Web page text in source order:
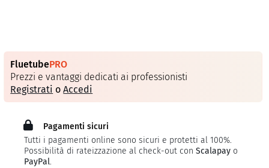
FluetubePRO
Prezzi e vantaggi dedicati ai professionisti
Registrati oAccedi
Pagamenti sicuri
Tutti i pagamenti online sono sicuri e protetti al 100%.
Possibilità di rateizzazione al check-out conScalapay o
PayPal.